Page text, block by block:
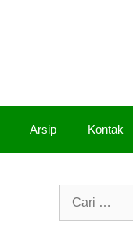
Arsip Kontak
Cari